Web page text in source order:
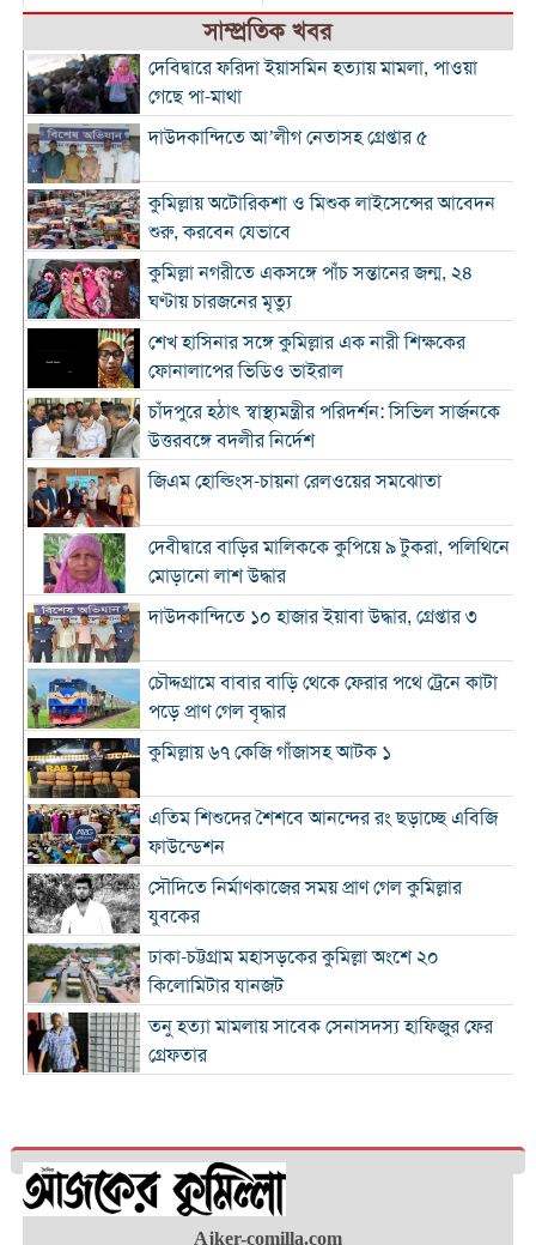
সাম্প্রতিক খবর
দেবিদ্বারে ফরিদা ইয়াসমিন হত্যায় মামলা, পাওয়া
গেছে পা-মাথা
দাউদকান্দিতে আ’লীগ নেতাসহ গ্রেপ্তার ৫
কুমিল্লায় অটোরিকশা ও মিশুক লাইসেন্সের আবেদন
শুরু, করবেন যেভাবে
কুমিল্লা নগরীতে একসঙ্গে পাঁচ সন্তানের জন্ম, ২৪
ঘণ্টায় চারজনের মৃত্যু
শেখ হাসিনার সঙ্গে কুমিল্লার এক নারী শিক্ষকের
ফোনালাপের ভিডিও ভাইরাল
চাঁদপুরে হঠাৎ স্বাস্থ্যমন্ত্রীর পরিদর্শন: সিভিল সার্জনকে
উত্তরবঙ্গে বদলীর নির্দেশ
জিএম হোল্ডিংস-চায়না রেলওয়ের সমঝোতা
দেবীদ্বারে বাড়ির মালিককে কুপিয়ে ৯ টুকরা, পলিথিনে
মোড়ানো লাশ উদ্ধার
দাউদকান্দিতে ১০ হাজার ইয়াবা উদ্ধার, গ্রেপ্তার ৩
চৌদ্দগ্রামে বাবার বাড়ি থেকে ফেরার পথে ট্রেনে কাটা
পড়ে প্রাণ গেল বৃদ্ধার
কুমিল্লায় ৬৭ কেজি গাঁজাসহ আটক ১
এতিম শিশুদের শৈশবে আনন্দের রং ছড়াচ্ছে এবিজি
ফাউন্ডেশন
সৌদিতে নির্মাণকাজের সময় প্রাণ গেল কুমিল্লার
যুবকের
ঢাকা-চট্টগ্রাম মহাসড়কের কুমিল্লা অংশে ২০
কিলোমিটার যানজট
তনু হত্যা মামলায় সাবেক সেনাসদস্য হাফিজুর ফের
গ্রেফতার
লাকসামে প্রেমের বিয়ের পর পারিবারিক বিরোধ,
যুবকের ঝুলন্ত মরদেহ উদ্ধার
ঢাকা-চট্টগ্রাম মহাসড়কের কুমিল্লা অংশজুড়ে
Ajker-comilla.com